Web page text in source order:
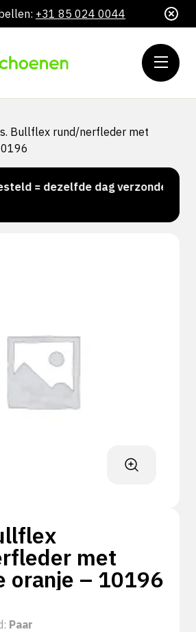
+31 85 024 0044
Bullflex rund/nerfleder met
= dezelfde dag verzonden
met
oranje – 10196
Paar